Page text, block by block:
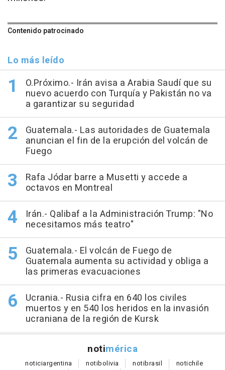
Contenido patrocinado
Lo más leído
O.Próximo.- Irán avisa a Arabia Saudí que su
nuevo acuerdo con Turquía y Pakistán no va
a garantizar su seguridad
Guatemala.- Las autoridades de Guatemala
anuncian el fin de la erupción del volcán de
Fuego
Rafa Jódar barre a Musetti y accede a
octavos en Montreal
Irán.- Qalibaf a la Administración Trump: "No
necesitamos más teatro"
Guatemala.- El volcán de Fuego de
Guatemala aumenta su actividad y obliga a
las primeras evacuaciones
Ucrania.- Rusia cifra en 640 los civiles
muertos y en 540 los heridos en la invasión
ucraniana de la región de Kursk
notimérica
noticiargentina notibolivia notibrasil notichile